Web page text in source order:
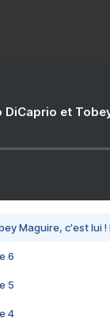
DiCaprio et
Maguire, c'est lui
6
5
4